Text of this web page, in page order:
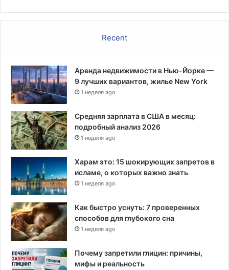
Recent
Аренда недвижимости в Нью-Йорке —
9 лучших вариантов, жилье New York
1 неделя ago
Средняя зарплата в США в месяц:
подробный анализ 2026
1 неделя ago
Харам это: 15 шокирующих запретов в
исламе, о которых важно знать
1 неделя ago
Как быстро уснуть: 7 проверенных
способов для глубокого сна
1 неделя ago
Почему запретили глицин: причины,
мифы и реальность